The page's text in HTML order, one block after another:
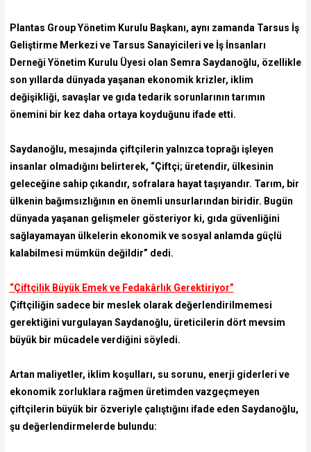
Plantas Group Yönetim Kurulu Başkanı, aynı zamanda Tarsus İş
Geliştirme Merkezi ve Tarsus Sanayicileri ve İş İnsanları
Derneği Yönetim Kurulu Üyesi olan Semra Saydanoğlu, özellikle
son yıllarda dünyada yaşanan ekonomik krizler, iklim
değişikliği, savaşlar ve gıda tedarik sorunlarının tarımın
önemini bir kez daha ortaya koyduğunu ifade etti.
Saydanoğlu, mesajında çiftçilerin yalnızca toprağı işleyen
insanlar olmadığını belirterek, “Çiftçi; üretendir, ülkesinin
geleceğine sahip çıkandır, sofralara hayat taşıyandır. Tarım, bir
ülkenin bağımsızlığının en önemli unsurlarından biridir. Bugün
dünyada yaşanan gelişmeler gösteriyor ki, gıda güvenliğini
sağlayamayan ülkelerin ekonomik ve sosyal anlamda güçlü
kalabilmesi mümkün değildir” dedi.
“Çiftçilik Büyük Emek ve Fedakârlık Gerektiriyor”
Çiftçiliğin sadece bir meslek olarak değerlendirilmemesi
gerektiğini vurgulayan Saydanoğlu, üreticilerin dört mevsim
büyük bir mücadele verdiğini söyledi.
Artan maliyetler, iklim koşulları, su sorunu, enerji giderleri ve
ekonomik zorluklara rağmen üretimden vazgeçmeyen
çiftçilerin büyük bir özveriyle çalıştığını ifade eden Saydanoğlu,
şu değerlendirmelerde bulundu: